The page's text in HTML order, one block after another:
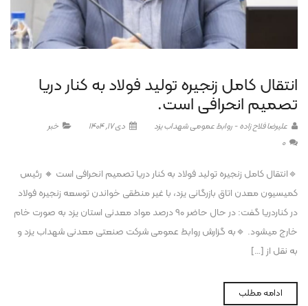
انتقال کامل زنجیره تولید فولاد به کنار دریا
تصمیم انحرافی است.
علیرضا فلاح زاده - روابط عمومی شهداب یزد دی 17, 1404
خبر
0
🔹انتقال کامل زنجیره تولید فولاد به کنار دریا تصمیم انحرافی است 🔸 رئیس
کمیسیون معدن اتاق بازرگانی یزد، با غیر منطقی خواندن توسعه زنجیره فولاد
در کناردریا گفت: در حال حاضر ۹۰ درصد مواد معدنی استان یزد به صورت خام
خارج میشود. 🔹به گزارش روابط‌ عمومی شرکت صنعتی معدنی شهداب یزد و
به نقل از […]
ادامه مطلب